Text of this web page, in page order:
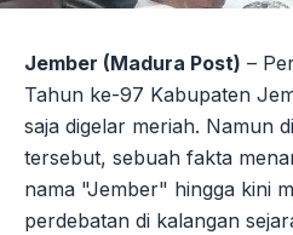
Jember (Madura Post) –
Tahun ke-97 Kabupaten
saja digelar meriah. Namun
tersebut, sebuah fakta
nama "Jember" hingga kini
perdebatan di kalangan